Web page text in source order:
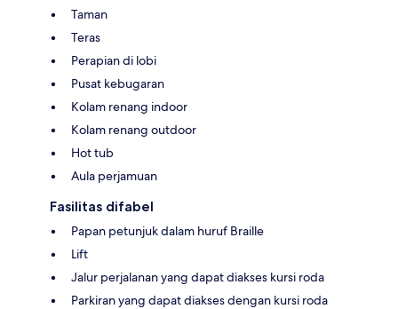
Taman
Teras
Perapian di lobi
Pusat kebugaran
Kolam renang indoor
Kolam renang outdoor
Hot tub
Aula perjamuan
Fasilitas difabel
Papan petunjuk dalam huruf Braille
Lift
Jalur perjalanan yang dapat diakses kursi roda
Parkiran yang dapat diakses dengan kursi roda